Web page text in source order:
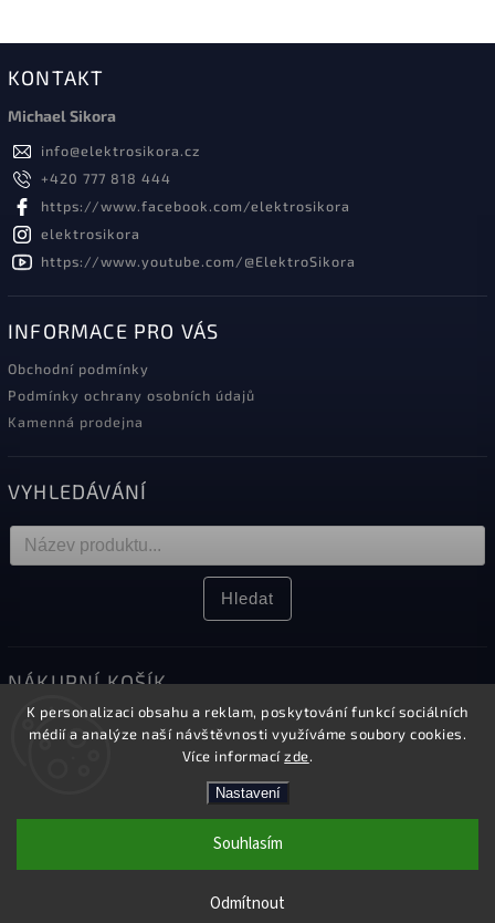
K personalizaci obsahu a reklam, poskytování funkcí sociálních
médií a analýze naší návštěvnosti využíváme soubory cookies.
Více informacízde.
Nastavení
Odmítnout
Souhlasím
Kamenná prodejna v Českém Těšíně
KONTAKT
Michael Sikora
info@elektrosikora.cz
+420 777 818 444
https://www.facebook.com/elektrosikora
elektrosikora
https://www.youtube.com/@ElektroSikora
INFORMACE PRO VÁS
Obchodní podmínky
Podmínky ochrany osobních údajů
Kamenná prodejna
VYHLEDÁVÁNÍ
Hledat
NÁKUPNÍ KOŠÍK
0ks /0 Kč
Copyright 2026Elektro Sikora. Všechna práva vyhrazena.
Upravit nastavení cookies